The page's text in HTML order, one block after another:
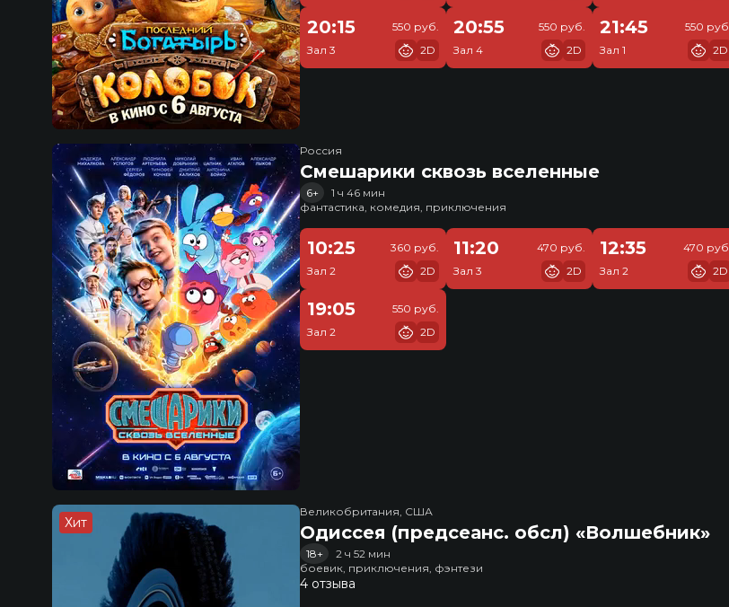
20:15
Зал 3
550 руб.
2D
20:55
Зал 4
550 руб.
2D
21:45
Зал 1
550 руб.
2D
Россия
Смешарики сквозь вселенные
6+
1 ч 46 мин
фантастика, комедия, приключения
10:25
Зал 2
360 руб.
2D
11:20
Зал 3
470 руб.
2D
12:35
Зал 2
470 руб.
2D
19:05
Зал 2
550 руб.
2D
Хит
Великобритания, США
Одиссея (предсеанс. обсл) «Волшебник»
18+
2 ч 52 мин
боевик, приключения, фэнтези
4 отзыва